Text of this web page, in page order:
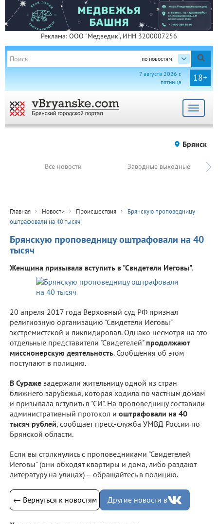
Реклама: ООО "Медведик", ИНН 3200007256
по новостям
18+
7 августа 2026 г.
пятница
Toggle
Брянск
Все новости Заводные выходные
Главная Новости Происшествия
Брянскую проповедницу
оштрафовали на 40 тысяч
Брянскую проповедницу оштрафовали на 40
тысяч
Женщина призывала вступить в "Свидетели Иеговы".
20 апреля 2017 года Верховный суд РФ признал
религиозную организацию "Свидетели Иеговы"
экстремистской и ликвидировал. Однако несмотря на это
отдельные представители "Свидетелей" продолжают
миссионерскую деятельность. Сообщения об этом
поступают в полицию.
В Сураже задержали жительницу одной из стран
ближнего зарубежья, которая ходила по частным домам
и призывала вступить в "СИ". На проповедницу составили
административный протокол и оштрафовали на 40
тысяч рублей, сообщает пресс-служба УМВД России по
Брянской области.
Если вы столкнулись с проповедниками "Свидетелей
Иеговы" (они обходят квартиры и дома, либо раздают
литературу на улицах) – обращайтесь в полицию.
← Вернуться к новостям Другие новости в